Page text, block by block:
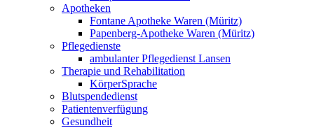
Apotheken
Fontane Apotheke Waren (Müritz)
Papenberg-Apotheke Waren (Müritz)
Pflegedienste
ambulanter Pflegedienst Lansen
Therapie und Rehabilitation
KörperSprache
Blutspendedienst
Patientenverfügung
Gesundheit